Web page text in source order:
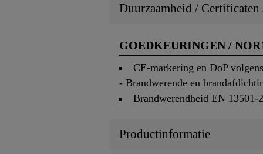
Duurzaamheid /
GOEDKEURINGEN /
CE-markering en DoP
- Brandwerende en
Brandwerendheid EN
Productinformatie